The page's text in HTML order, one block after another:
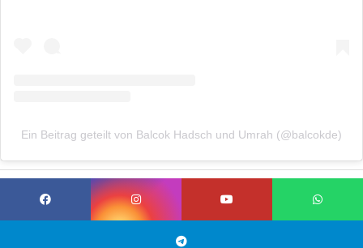
Ein Beitrag geteilt von Balcok Hadsch und Umrah (@balcokde)